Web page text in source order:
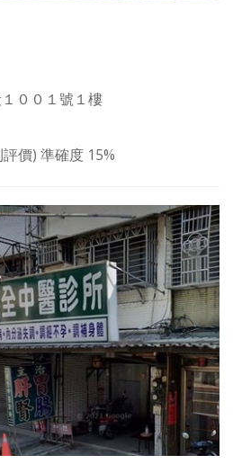
００１號１樓
價) 準確度 15%